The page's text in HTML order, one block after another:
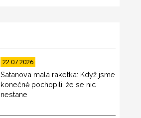
22.07.2026
Satanova malá raketka: Když jsme
konečně pochopili, že se nic
nestane